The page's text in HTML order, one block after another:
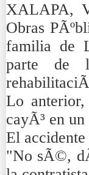
XALAPA,
Obras
familia de
parte de
Lo
cayÃ³ en
El
"No sÃ©,